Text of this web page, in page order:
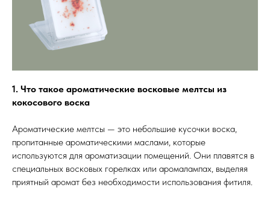
1. Что такое ароматические восковые мелтсы из
кокосового воска
Ароматические мелтсы — это небольшие кусочки воска,
пропитанные ароматическими маслами, которые
используются для ароматизации помещений. Они плавятся в
специальных восковых горелках или аромалампах, выделяя
приятный аромат без необходимости использования фитиля.